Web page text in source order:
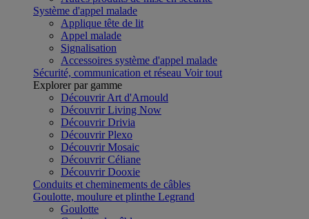
Système d'appel malade
Applique tête de lit
Appel malade
Signalisation
Accessoires système d'appel malade
Sécurité, communication et réseau Voir tout
Explorer par gamme
Découvrir Art d'Arnould
Découvrir Living Now
Découvrir Drivia
Découvrir Plexo
Découvrir Mosaic
Découvrir Céliane
Découvrir Dooxie
Conduits et cheminements de câbles
Goulotte, moulure et plinthe Legrand
Goulotte